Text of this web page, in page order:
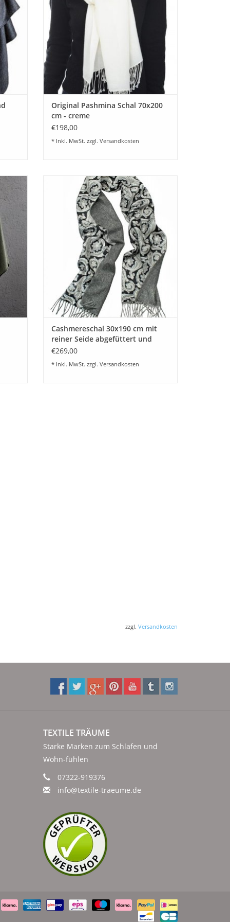
undurchsichtig.
ZUM WARENKORB HINZUFÜGEN
Original Pashmina Schal 70x200
cm - creme
€198,00
* Inkl. MwSt. zzgl. Versandkosten
In
Luxus Schal 30x190 cm aus feinster 100%
Cashmerewolle Farbe grau mit reiner
SeidePaisley schwarz-silber-weiß
abgefüttert und edelen Fransen. Dieser
Schal ist in 5 Wunschkombinationen
lieferbar. Siehe Foto's Artikelbeschreibung.
ZUM WARENKORB HINZUFÜGEN
Cashmereschal 30x190 cm mit
reiner Seide abgefüttert und
Fransen
€269,00
* Inkl. MwSt. zzgl. Versandkosten
zzgl. Versandkosten
TEXTILE TRÄUME
Starke Marken zum Schlafen und
Wohn-fühlen
07322-919376
info@textile-traeume.de